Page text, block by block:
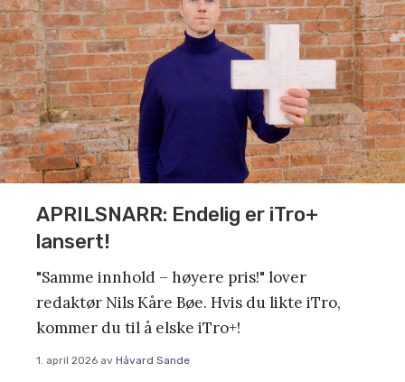
APRILSNARR: Endelig er iTro+
lansert!
"Samme innhold – høyere pris!" lover
redaktør Nils Kåre Bøe. Hvis du likte iTro,
kommer du til å elske iTro+!
1. april 2026 av Håvard Sande